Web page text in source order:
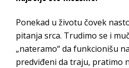
Ponekad u životu čovek
pitanja srca. Trudimo se i
„nateramo“ da funkcionišu
predviđeni da traju, pratimo